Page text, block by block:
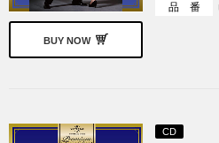
BUY NOW
品 番
CD